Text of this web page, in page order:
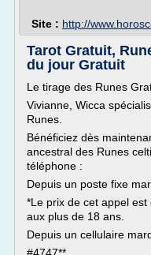
Site : http://
Tarot Gratuit,
du jour Gratuit
Le tirage des Runes
Vivianne, Wicca
Runes.
Bénéficiez dès
ancestral des Runes
téléphone :
Depuis un poste fixe
*Le prix de cet appel
aux plus de 18 ans.
Depuis un cellulaire